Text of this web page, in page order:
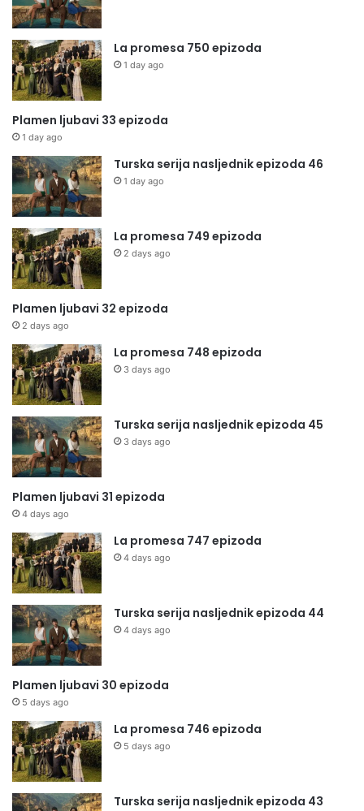
La promesa 750 epizoda
1 day ago
Plamen ljubavi 33 epizoda
1 day ago
Turska serija nasljednik epizoda 46
1 day ago
La promesa 749 epizoda
2 days ago
Plamen ljubavi 32 epizoda
2 days ago
La promesa 748 epizoda
3 days ago
Turska serija nasljednik epizoda 45
3 days ago
Plamen ljubavi 31 epizoda
4 days ago
La promesa 747 epizoda
4 days ago
Turska serija nasljednik epizoda 44
4 days ago
Plamen ljubavi 30 epizoda
5 days ago
La promesa 746 epizoda
5 days ago
Turska serija nasljednik epizoda 43